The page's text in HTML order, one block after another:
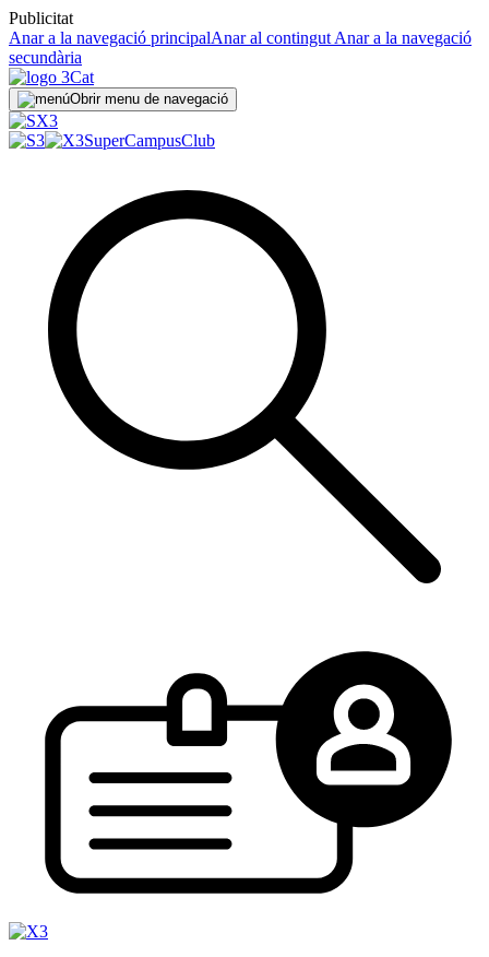
Publicitat
Anar a la navegació principalAnar al contingut Anar a la navegació
secundària
Obrir menu de navegació
SuperCampusClub